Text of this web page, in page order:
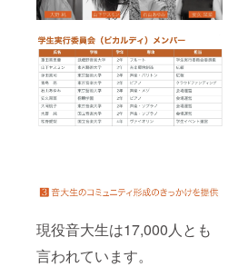
現役音大生は17,000人とも
言われています。